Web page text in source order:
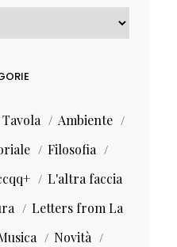
Tavola
Ambiente
Filosofia
L'altra faccia
Letters from La
Novità